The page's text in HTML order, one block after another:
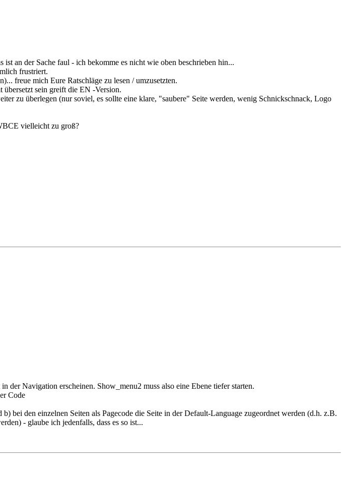
an der Sache faul - ich bekomme es nicht wie oben beschrieben hin...
frustriert.
freue mich Eure Ratschläge zu lesen / umzusetzten.
sein greift die EN -Version.
zu überlegen (nur soviel, es sollte eine klare, "saubere" Seite werden, wenig Schnickschnack, Logo
vielleicht zu groß?
der Navigation erscheinen. Show_menu2 muss also eine Ebene tiefer starten.
Code
bei den einzelnen Seiten als Pagecode die Seite in der Default-Language zugeordnet werden (d.h. z.B.
- glaube ich jedenfalls, dass es so ist...